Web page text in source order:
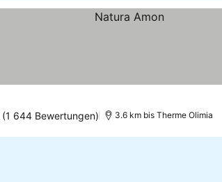
(1 644 Bewertungen) 3.6 km bis Therme Olimia